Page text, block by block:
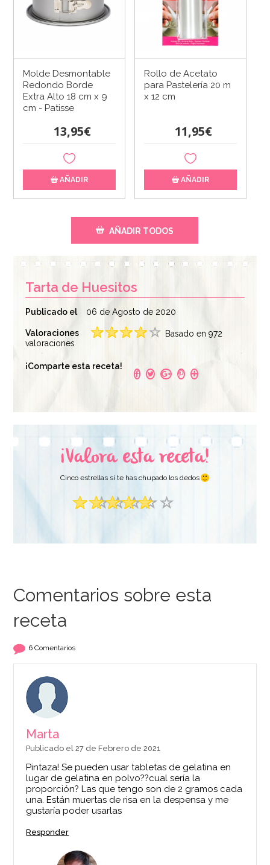
Molde Desmontable
Redondo Borde
Extra Alto 18 cm x 9
cm - Patisse
13,95€
AÑADIR
Rollo de Acetato
para Pastelería 20 m
x 12 cm
11,95€
AÑADIR
Chocolate Original
AÑADIR
gr - Funcakes
4,50€
AÑADIR
Nata Vegetal
Ambiante 1 litro
4,50€
AÑADIR
AÑADIR TODOS
Tarta de Huesitos
Publicado el 06 de Agosto de 2020
Valoraciones
Basado en 972
valoraciones
¡Comparte esta receta!
¡Valora esta receta!
Cinco estrellas si te has chupado los dedos
Comentarios sobre esta
receta
6 Comentarios
Marta
Publicado el 27 de Febrero de 2021
Pintaza! Se pueden usar tabletas de gelatina en
lugar de gelatina en polvo??cual sería la
proporción? Las que tengo son de 2 gramos cada
una. Están muertas de risa en la despensa y me
gustaría poder usarlas
Responder